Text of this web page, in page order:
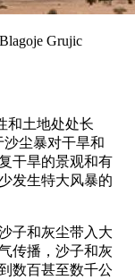
Grujic
和土地处处长
沙尘暴对干旱和
干旱的景观和有
发生特大风暴的
子和灰尘带入大
传播，沙子和灰
数百甚至数千公